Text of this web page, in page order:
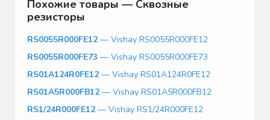
Похожие товары — Сквозные
резисторы
RS0055R000FE12— Vishay RS0055R000FE12
RS0055R000FE73 — Vishay RS0055R000FE73
RS01A124R0FE12— Vishay RS01A124R0FE12
RS01A5R000FB12— Vishay RS01A5R000FB12
RS1/24R000FE12— Vishay RS1/24R000FE12